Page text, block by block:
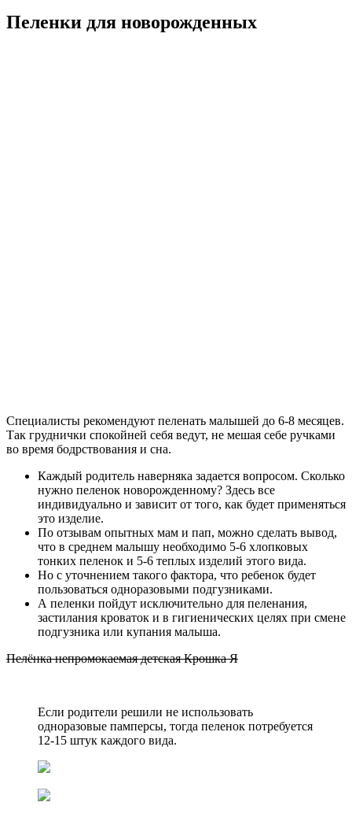
Пеленки для новорожденных
Специалисты рекомендуют пеленать малышей до 6-8 месяцев.
Так груднички спокойней себя ведут, не мешая себе ручками
во время бодрствования и сна.
Каждый родитель наверняка задается вопросом. Сколько
нужно пеленок новорожденному? Здесь все
индивидуально и зависит от того, как будет применяться
это изделие.
По отзывам опытных мам и пап, можно сделать вывод,
что в среднем малышу необходимо 5-6 хлопковых
тонких пеленок и 5-6 теплых изделий этого вида.
Но с уточнением такого фактора, что ребенок будет
пользоваться одноразовыми подгузниками.
А пеленки пойдут исключительно для пеленания,
застилания кроваток и в гигиенических целях при смене
подгузника или купания малыша.
Пелёнка непромокаемая детская Крошка Я
Если родители решили не использовать
одноразовые памперсы, тогда пеленок потребуется
12-15 штук каждого вида.